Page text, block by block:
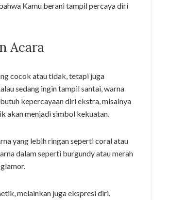
Kamu berani tampil percaya diri
Acara
cocok atau tidak, tetapi juga
sedang ingin tampil santai, warna
kepercayaan diri ekstra, misalnya
akan menjadi simbol kekuatan.
yang lebih ringan seperti coral atau
dalam seperti burgundy atau merah
melainkan juga ekspresi diri.